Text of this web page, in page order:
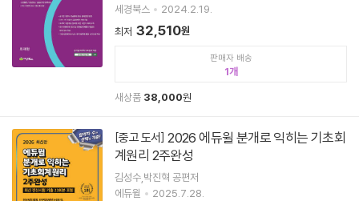
세경북스
2024.2.19.
최저 32,510원
판매자 배송
1
새상품 38,000원
[중고 도서] 2026 에듀윌 분개로 익히는 기초회
계원리 2주완성
김성수,박진혁 공편저
에듀윌
2025.7.28.